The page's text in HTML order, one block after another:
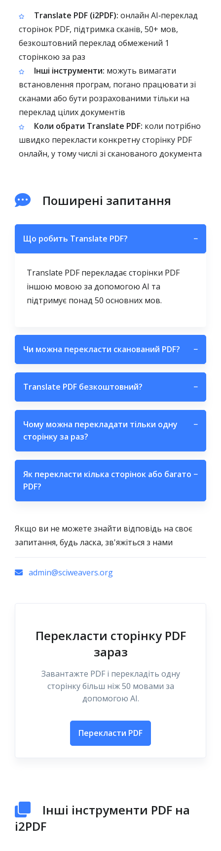
Translate PDF (i2PDF): онлайн AI‑переклад
сторінок PDF, підтримка сканів, 50+ мов,
безкоштовний переклад обмежений 1
сторінкою за раз
Інші інструменти: можуть вимагати
встановлення програм, погано працювати зі
сканами або бути розрахованими тільки на
переклад цілих документів
Коли обрати Translate PDF: коли потрібно
швидко перекласти конкретну сторінку PDF
онлайн, у тому числі зі сканованого документа
Поширені запитання
Що робить Translate PDF? −
Translate PDF перекладає сторінки PDF
іншою мовою за допомогою AI та
підтримує понад 50 основних мов.
Чи можна перекласти сканований PDF? −
Translate PDF безкоштовний? −
Чому можна перекладати тільки одну
сторінку за раз?
−
Як перекласти кілька сторінок або багато
PDF?
−
Якщо ви не можете знайти відповідь на своє
запитання, будь ласка, зв'яжіться з нами
admin@sciweavers.org
Перекласти сторінку PDF
зараз
Завантажте PDF і перекладіть одну
сторінку більш ніж 50 мовами за
допомогою AI.
Перекласти PDF
Інші інструменти PDF на
i2PDF